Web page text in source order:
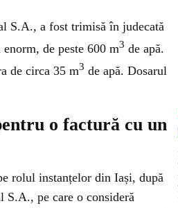
S.A., a fost trimisă în judecată
de peste 600 m3 de apă.
de circa 35 m3 de apă. Dosarul
o factură cu un
rolul instanțelor din Iași, după
S.A., pe care o consideră